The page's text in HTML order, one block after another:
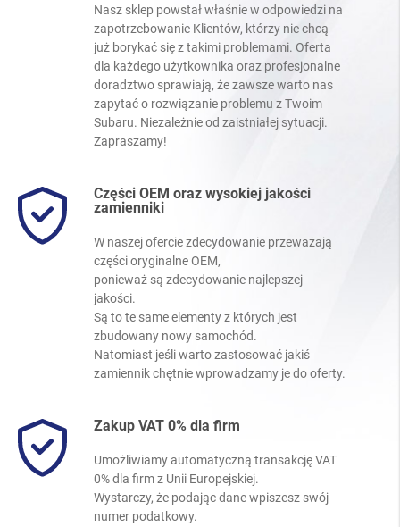
Nasz sklep powstał właśnie w odpowiedzi na
zapotrzebowanie Klientów, którzy nie chcą
już borykać się z takimi problemami. Oferta
dla każdego użytkownika oraz profesjonalne
doradztwo sprawiają, że zawsze warto nas
zapytać o rozwiązanie problemu z Twoim
Subaru. Niezależnie od zaistniałej sytuacji.
Zapraszamy!
Części OEM oraz wysokiej jakości
zamienniki
W naszej ofercie zdecydowanie przeważają
części oryginalne OEM,
ponieważ są zdecydowanie najlepszej
jakości.
Są to te same elementy z których jest
zbudowany nowy samochód.
Natomiast jeśli warto zastosować jakiś
zamiennik chętnie wprowadzamy je do oferty.
Zakup VAT 0% dla firm
Umożliwiamy automatyczną transakcję VAT
0% dla firm z Unii Europejskiej.
Wystarczy, że podając dane wpiszesz swój
numer podatkowy.